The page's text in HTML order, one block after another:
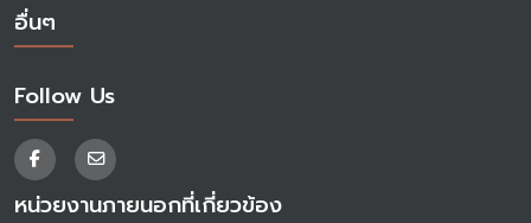
อื่นๆ
Follow Us
หน่วยงานภายนอกที่เกี่ยวข้อง